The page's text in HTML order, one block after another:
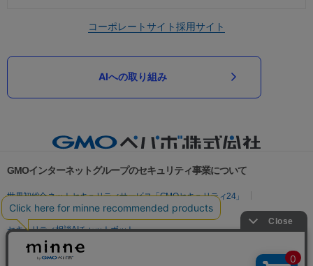
コーポレートサイト採用サイト
AIへの取り組み
GMOインターネットグループのセキュリティ事業について
世界初総合ネットセキュリティサービス「GMOセキュリティ24」
パスワード漏洩診断
Webサイトリスク診断
セキュリティ相談AIチャットボット
実在証明・盗聴対策